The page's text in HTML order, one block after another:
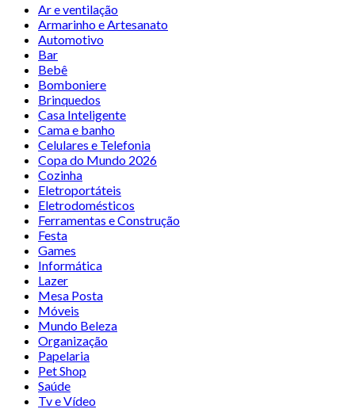
Ar e ventilação
Armarinho e Artesanato
Automotivo
Bar
Bebê
Bomboniere
Brinquedos
Casa Inteligente
Cama e banho
Celulares e Telefonia
Copa do Mundo 2026
Cozinha
Eletroportáteis
Eletrodomésticos
Ferramentas e Construção
Festa
Games
Informática
Lazer
Mesa Posta
Móveis
Mundo Beleza
Organização
Papelaria
Pet Shop
Saúde
Tv e Vídeo